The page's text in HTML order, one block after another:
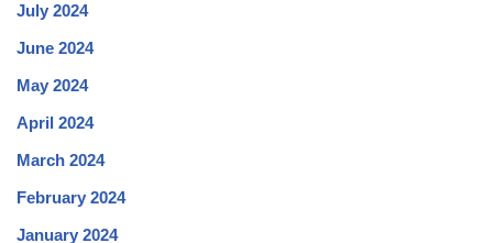
July 2024
June 2024
May 2024
April 2024
March 2024
February 2024
January 2024